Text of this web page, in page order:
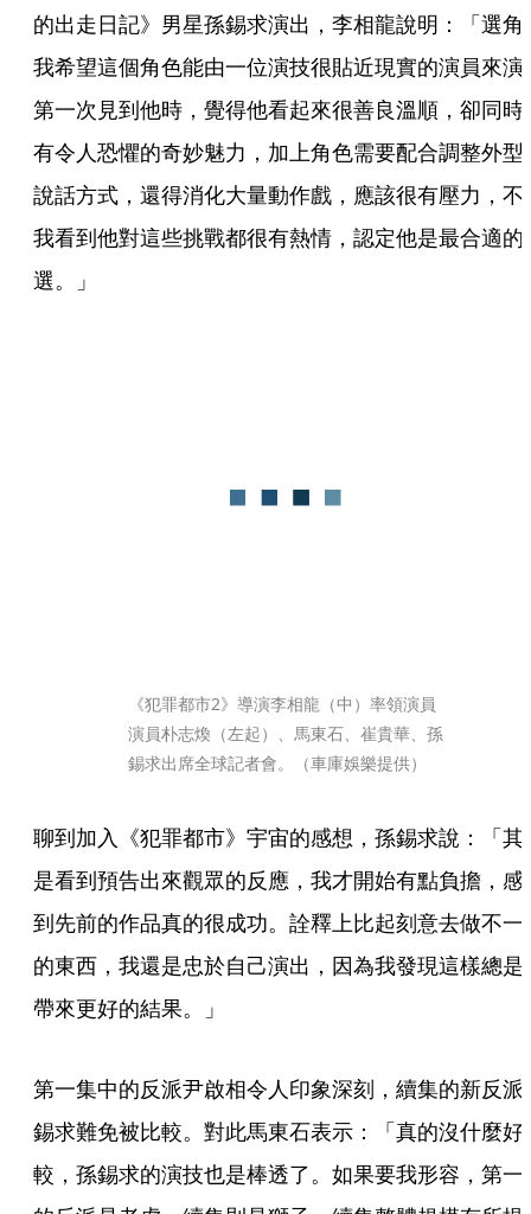
的出走日記》男星孫錫求演出，李相龍說明：「選角
我希望這個角色能由一位演技很貼近現實的演員來演
第一次見到他時，覺得他看起來很善良溫順，卻同時
有令人恐懼的奇妙魅力，加上角色需要配合調整外型
說話方式，還得消化大量動作戲，應該很有壓力，不
我看到他對這些挑戰都很有熱情，認定他是最合適的
選。」
《犯罪都市2》導演李相龍（中）率領演員
演員朴志煥（左起）、馬東石、崔貴華、孫
錫求出席全球記者會。（車庫娛樂提供）
聊到加入《犯罪都市》宇宙的感想，孫錫求說：「其
是看到預告出來觀眾的反應，我才開始有點負擔，感
到先前的作品真的很成功。詮釋上比起刻意去做不一
的東西，我還是忠於自己演出，因為我發現這樣總是
帶來更好的結果。」
第一集中的反派尹啟相令人印象深刻，續集的新反派
錫求難免被比較。對此馬東石表示：「真的沒什麼好
較，孫錫求的演技也是棒透了。如果要我形容，第一